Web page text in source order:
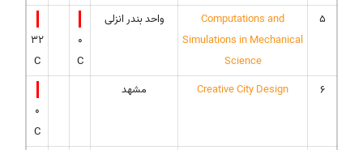
5
Computations and
Simulations in Mechanical
Science
واحد بندر انزلی
0
C
32
C
6
Creative City Design
مشهد
0
C